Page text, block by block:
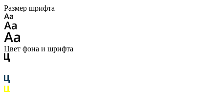
Размер шрифта
Цвет фона и шрифта